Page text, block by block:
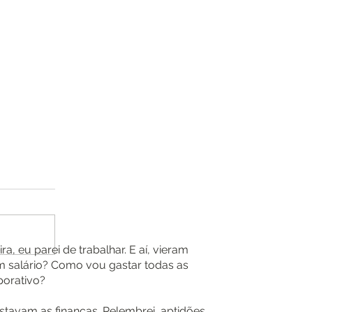
São quantas sementes de
eu parei de trabalhar. E aí, vieram
salário? Como vou gastar todas as